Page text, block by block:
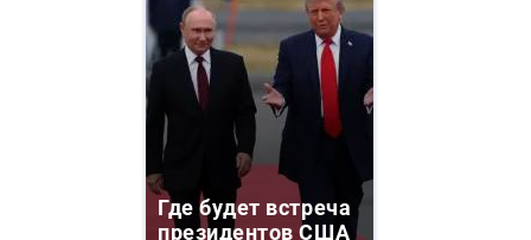
Где будет встреча
президентов США